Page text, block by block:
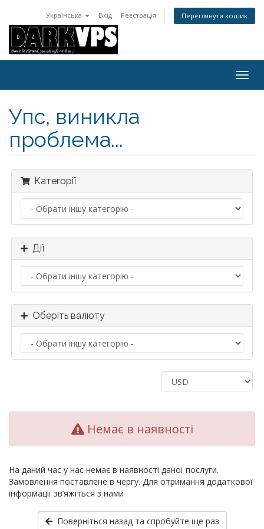
Українська Вхід Реєстрація Переглянути кошик
Упс, виникла
проблема...
Категорії
Дії
Оберіть валюту
Немає в наявності
На даний час у нас немає в наявності даної послуги.
Замовлення поставлене в чергу. Для отримання додаткової
інформації зв’яжіться з нами
Поверніться назад та спробуйте ще раз